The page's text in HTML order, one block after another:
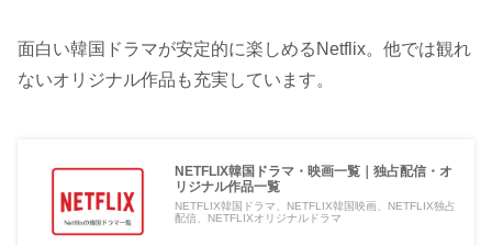
面白い韓国ドラマが安定的に楽しめるNetflix。他では観れ
ないオリジナル作品も充実しています。
NETFLIX韓国ドラマ・映画一覧｜独占配信・オ
リジナル作品一覧
NETFLIX韓国ドラマ、NETFLIX韓国映画、NETFLIX独占
配信、NETFLIXオリジナルドラマ